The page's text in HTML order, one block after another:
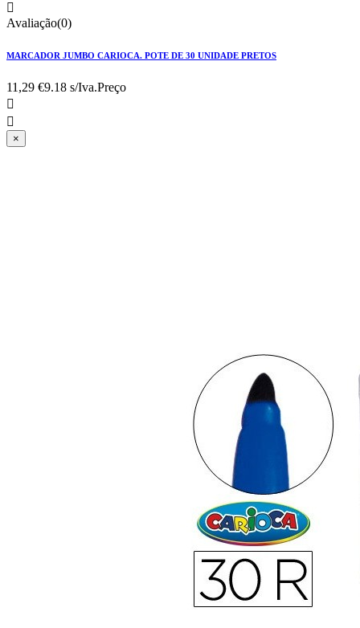

Avaliação(0)
MARCADOR JUMBO CARIOCA. POTE DE 30 UNIDADE PRETOS
11,29 €9.18 s/Iva.Preço


×